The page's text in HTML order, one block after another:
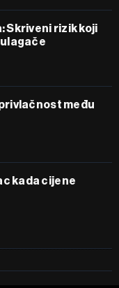
Skriveni rizik koji
među
kada cijene